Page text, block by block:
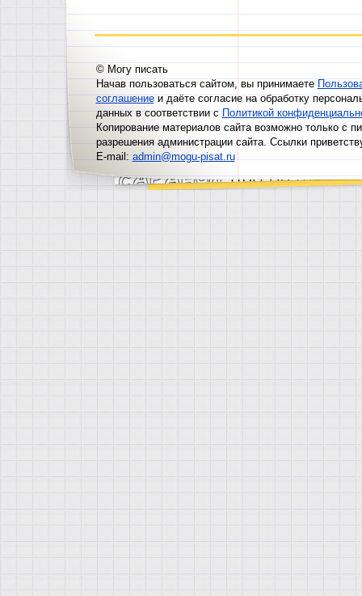
© Могу писать
Начав пользоваться сайтом, вы принимаете
соглашениеи даёте согласие на обработку
данных в соответствии сПолитикой
Копирование материалов сайта возможно только с
разрешения администрации сайта. Ссылки
E-mail: admin@mogu-pisat.ru